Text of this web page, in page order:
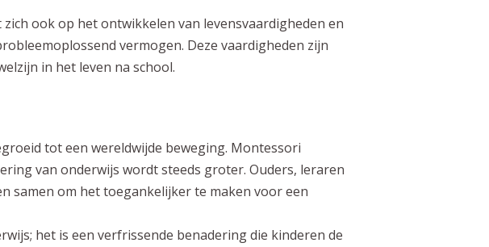
ook op het ontwikkelen van levensvaardigheden en
vermogen. Deze vaardigheden zijn
in het leven na school.
tot een wereldwijde beweging. Montessori
van onderwijs wordt steeds groter. Ouders, leraren
samen om het toegankelijker te maken voor een
het is een verfrissende benadering die kinderen de